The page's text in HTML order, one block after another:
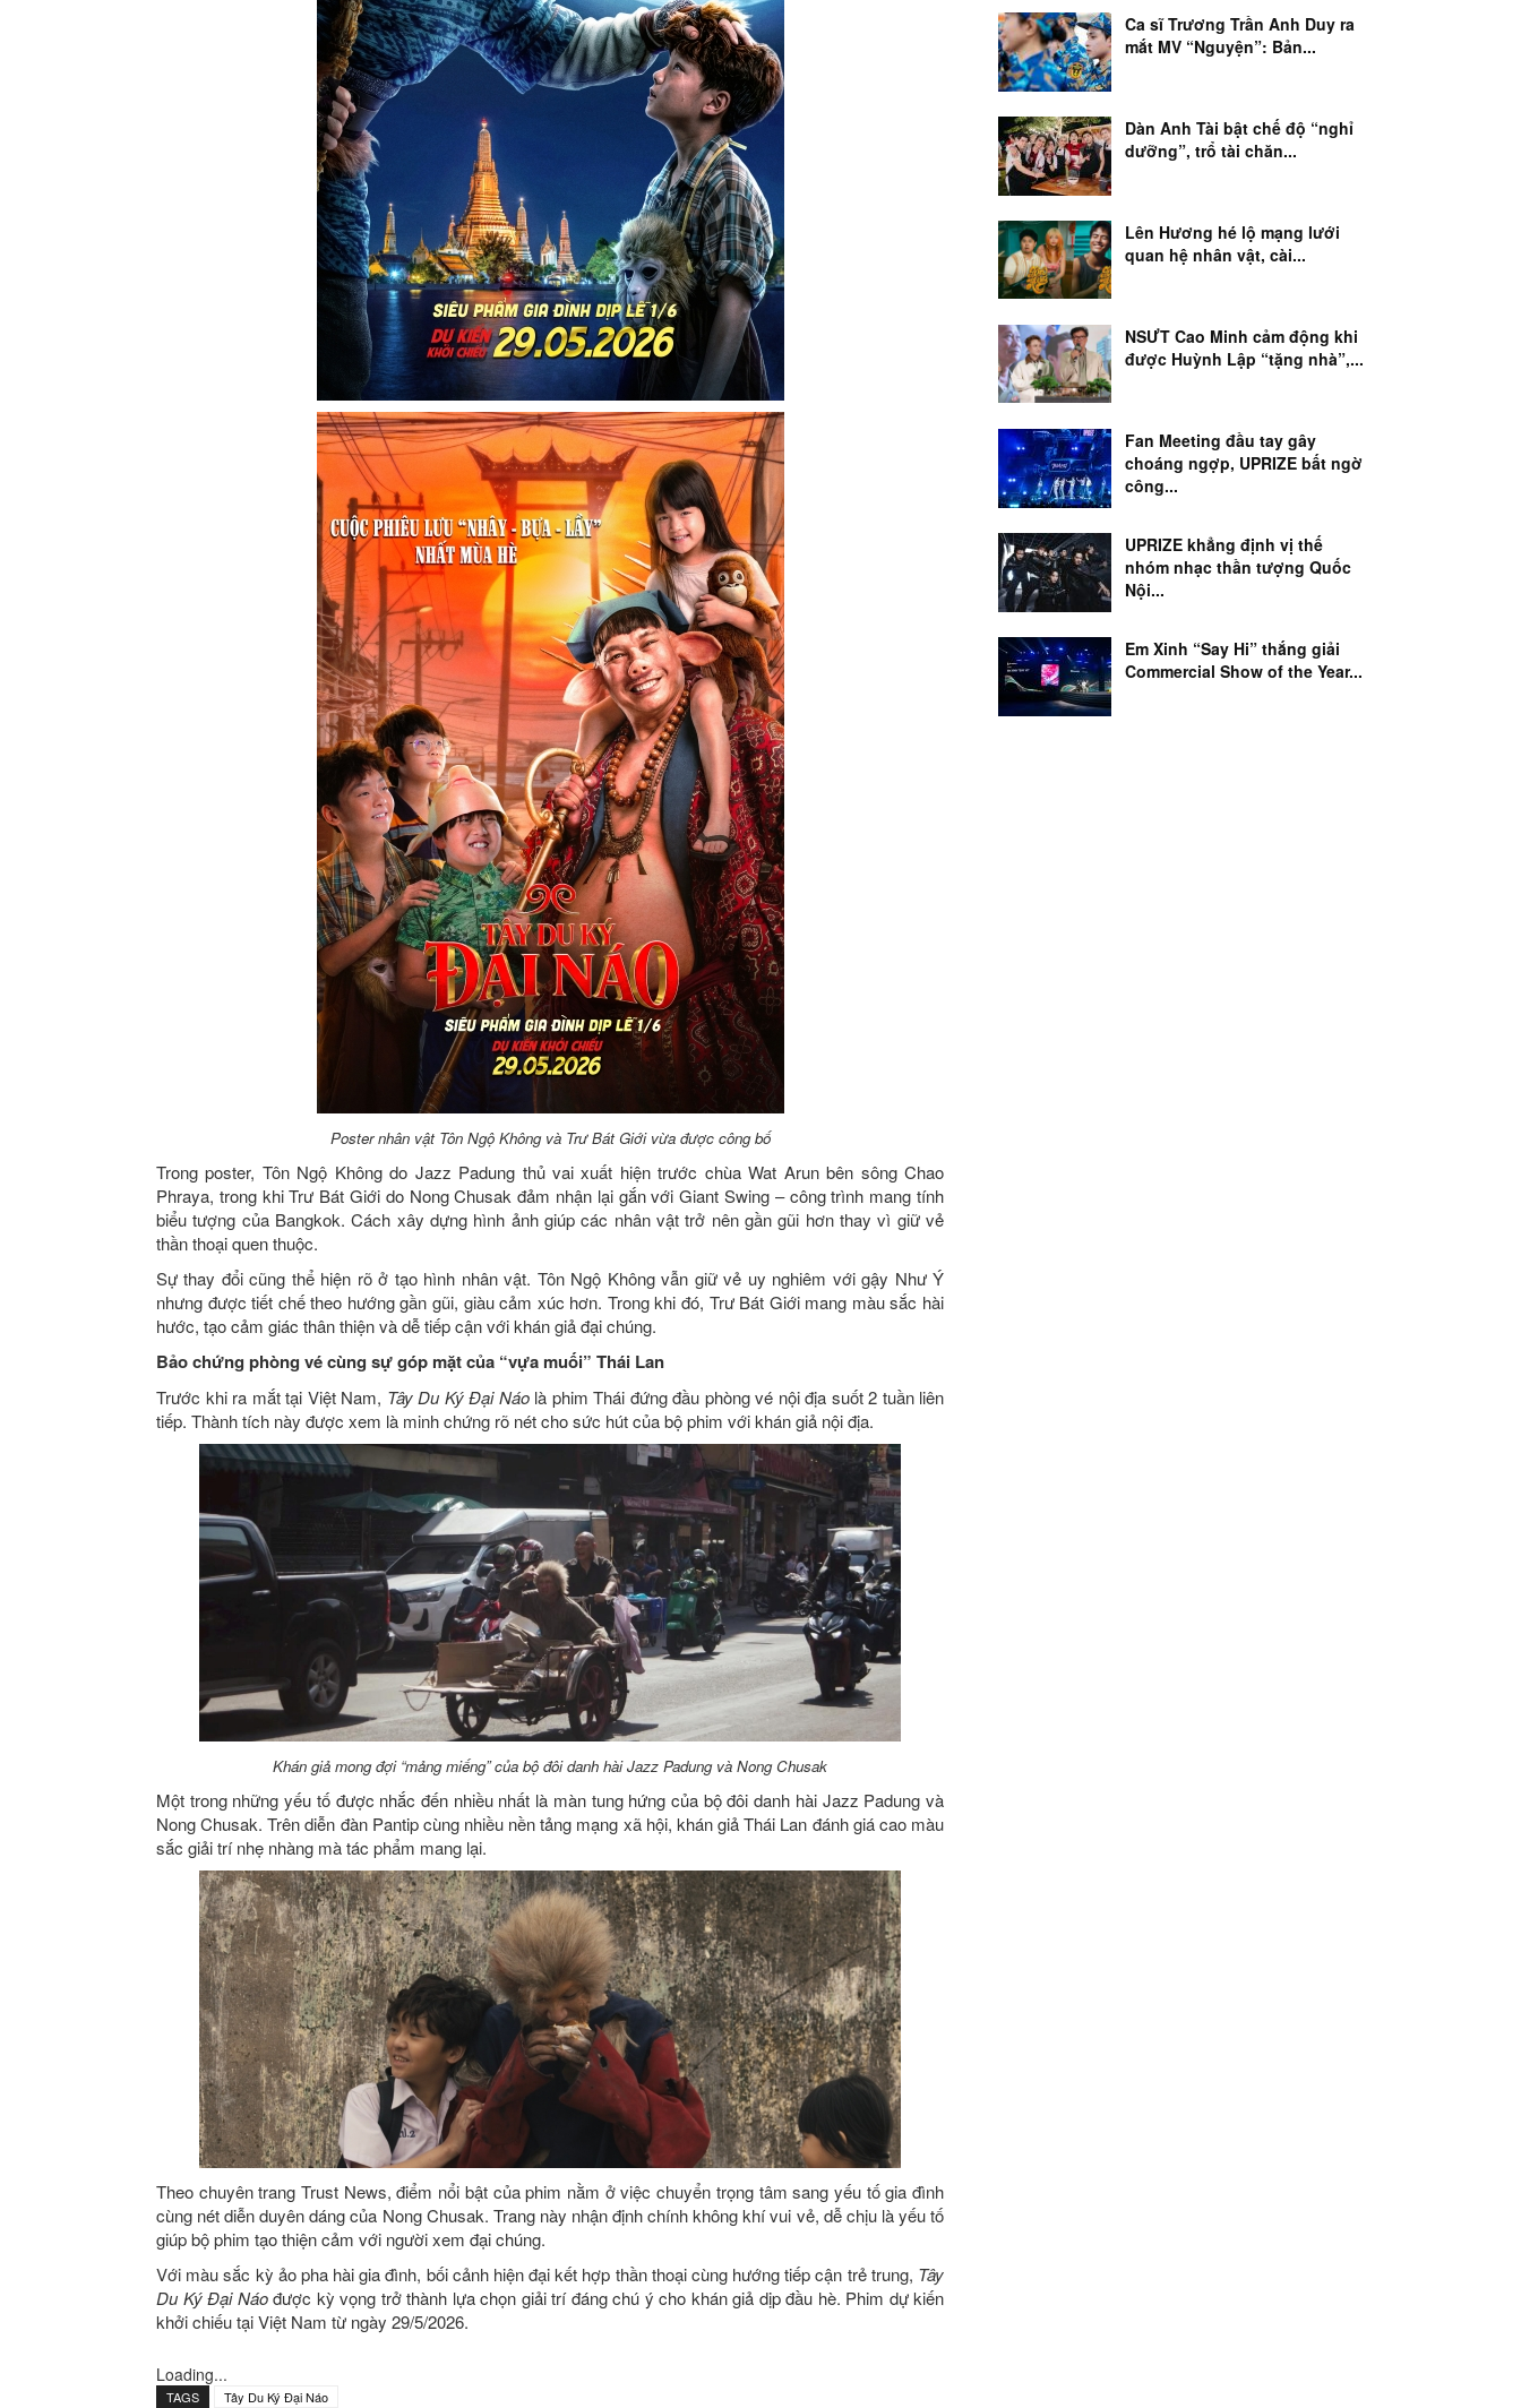
Poster nhân vật Tôn Ngộ Không và Trư Bát Giới vừa được công bố
Trong poster, Tôn Ngộ Không do Jazz Padung thủ vai xuất hiện trước chùa Wat Arun bên sông Chao
Phraya, trong khi Trư Bát Giới do Nong Chusak đảm nhận lại gắn với Giant Swing – công trình mang tính
biểu tượng của Bangkok. Cách xây dựng hình ảnh giúp các nhân vật trở nên gần gũi hơn thay vì giữ vẻ
thần thoại quen thuộc.
Sự thay đổi cũng thể hiện rõ ở tạo hình nhân vật. Tôn Ngộ Không vẫn giữ vẻ uy nghiêm với gậy Như Ý
nhưng được tiết chế theo hướng gần gũi, giàu cảm xúc hơn. Trong khi đó, Trư Bát Giới mang màu sắc hài
hước, tạo cảm giác thân thiện và dễ tiếp cận với khán giả đại chúng.
Bảo chứng phòng vé cùng sự góp mặt của “vựa muối” Thái Lan
Trước khi ra mắt tại Việt Nam, Tây Du Ký Đại Náolà phim Thái đứng đầu phòng vé nội địa suốt 2 tuần liên
tiếp. Thành tích này được xem là minh chứng rõ nét cho sức hút của bộ phim với khán giả nội địa.
Khán giả mong đợi “mảng miếng” của bộ đôi danh hài Jazz Padung và Nong Chusak
Một trong những yếu tố được nhắc đến nhiều nhất là màn tung hứng của bộ đôi danh hài Jazz Padung và
Nong Chusak. Trên diễn đàn Pantip cùng nhiều nền tảng mạng xã hội, khán giả Thái Lan đánh giá cao màu
sắc giải trí nhẹ nhàng mà tác phẩm mang lại.
Theo chuyên trang Trust News, điểm nổi bật của phim nằm ở việc chuyển trọng tâm sang yếu tố gia đình
cùng nét diễn duyên dáng của Nong Chusak. Trang này nhận định chính không khí vui vẻ, dễ chịu là yếu tố
giúp bộ phim tạo thiện cảm với người xem đại chúng.
Với màu sắc kỳ ảo pha hài gia đình, bối cảnh hiện đại kết hợp thần thoại cùng hướng tiếp cận trẻ trung, Tây
Du Ký Đại Náođược kỳ vọng trở thành lựa chọn giải trí đáng chú ý cho khán giả dịp đầu hè. Phim dự kiến
khởi chiếu tại Việt Nam từ ngày 29/5/2026.
Loading...
TAGS Tây Du Ký Đại Náo
Ca sĩ Trương Trần Anh Duy ra
mắt MV “Nguyện”: Bản...
Dàn Anh Tài bật chế độ “nghỉ
dưỡng”, trổ tài chăn...
Lên Hương hé lộ mạng lưới
quan hệ nhân vật, cài...
NSƯT Cao Minh cảm động khi
được Huỳnh Lập “tặng nhà”,...
Fan Meeting đầu tay gây
choáng ngợp, UPRIZE bất ngờ
công...
UPRIZE khẳng định vị thế
nhóm nhạc thần tượng Quốc
Nội...
Em Xinh “Say Hi” thắng giải
Commercial Show of the Year...